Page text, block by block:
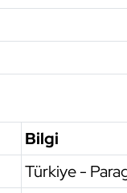
Bilgi
Türkiye -